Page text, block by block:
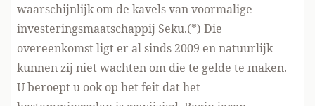
waarschijnlijk om de kavels van voormalige
investeringsmaatschappij Seku.(*) Die
overeenkomst ligt er al sinds 2009 en natuurlijk
kunnen zij niet wachten om die te gelde te maken.
U beroept u ook op het feit dat het